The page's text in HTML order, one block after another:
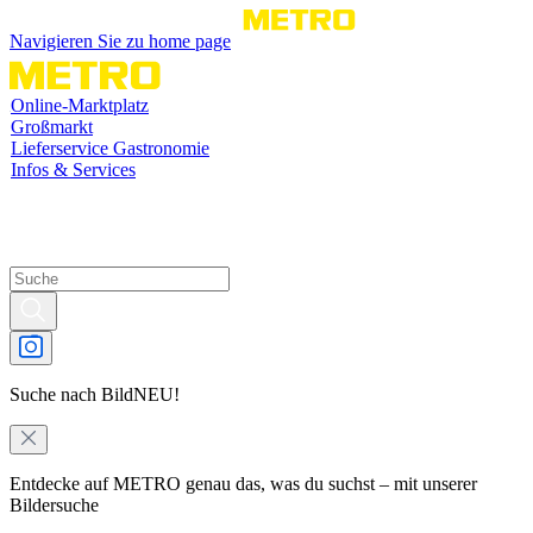
Navigieren Sie zu home page
Online-Marktplatz
Großmarkt
Lieferservice Gastronomie
Infos & Services
Suche nach BildNEU!
Entdecke auf METRO genau das, was du suchst – mit unserer
Bildersuche